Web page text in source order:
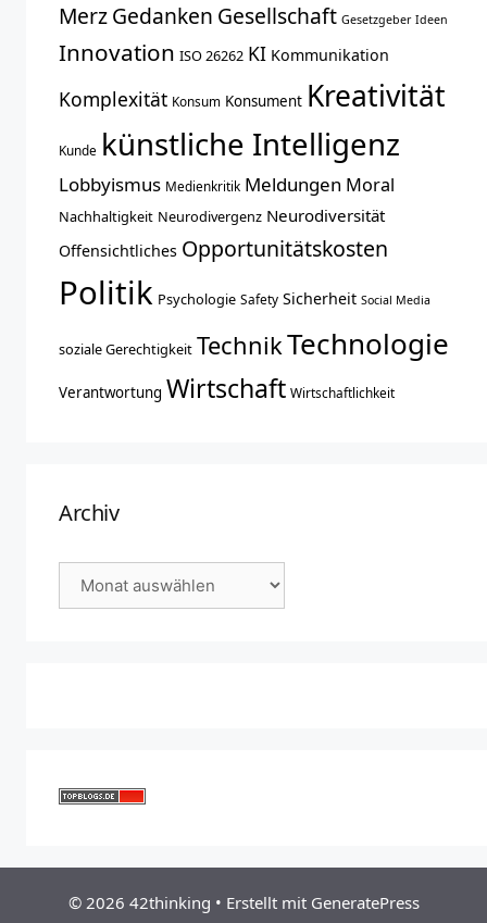
MerzGedanken Gesellschaft Gesetzgeber Ideen
Innovation ISO 26262 KI Kommunikation
Komplexität Konsum Konsument Kreativität
Kunde künstliche Intelligenz
Lobbyismus Medienkritik Meldungen Moral
Nachhaltigkeit Neurodivergenz Neurodiversität
Offensichtliches Opportunitätskosten
Politik Psychologie Safety Sicherheit Social Media
soziale Gerechtigkeit TechnikTechnologie
Verantwortung Wirtschaft Wirtschaftlichkeit
Archiv
Archiv
© 2026 42thinking • Erstellt mit GeneratePress